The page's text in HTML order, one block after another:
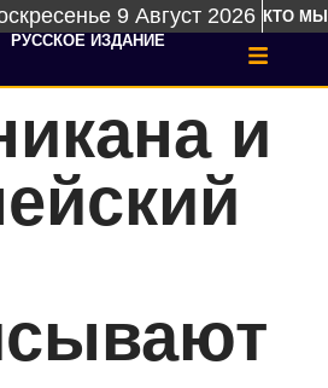
9 Август 2026 КТО МЫ
РУССКОЕ ИЗДАНИЕ
и